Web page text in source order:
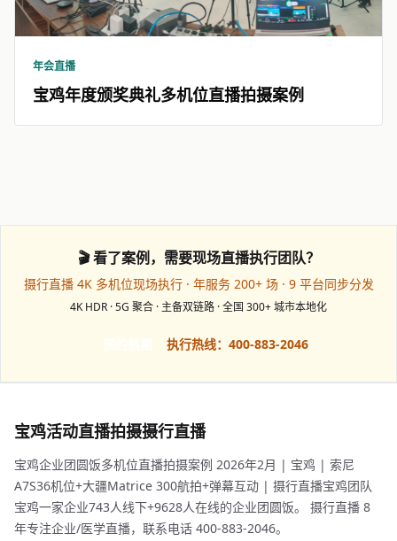
年会直播
宝鸡年度颁奖典礼多机位直播拍摄案例
🎬 看了案例，需要现场直播执行团队？
摄行直播 4K 多机位现场执行 · 年服务 200+ 场 · 9 平台同步分发
4K HDR · 5G 聚合 · 主备双链路 · 全国 300+ 城市本地化
执行热线：400-883-2046
宝鸡活动直播拍摄摄行直播
宝鸡企业团圆饭多机位直播拍摄案例 2026年2月 | 宝鸡 | 索尼
A7S36机位+大疆Matrice 300航拍+弹幕互动 | 摄行直播宝鸡团队
宝鸡一家企业743人线下+9628人在线的企业团圆饭。 摄行直播 8
年专注企业/医学直播，联系电话 400-883-2046。